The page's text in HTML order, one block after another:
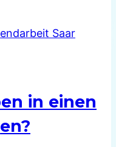
in einen